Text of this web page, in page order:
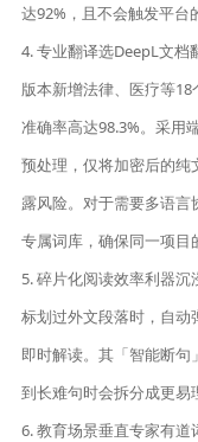
达92%，且不会触发平台
4. 专业翻译选DeepL文
版本新增法律、医疗等
准确率高达98.3%。采用
预处理，仅将加密后的
露风险。对于需要多语
专属词库，确保同一项目
5. 碎片化阅读效率利器
标划过外文段落时，自
即时解读。其「智能断
到长难句时会拆分成更易
6. 教育场景垂直专家有道